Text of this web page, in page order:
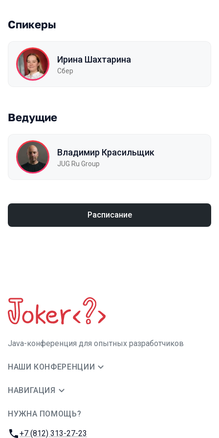
Спикеры
Ирина Шахтарина
Сбер
Ведущие
Владимир Красильщик
JUG Ru Group
Расписание
Java-конференция для опытных разработчиков
НАШИ КОНФЕРЕНЦИИ
НАВИГАЦИЯ
НУЖНА ПОМОЩЬ?
Телефон:
+7 (812) 313-27-23